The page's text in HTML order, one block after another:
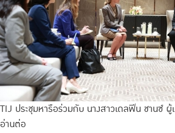
TIJ ประชุมหารือร่วมกับ นางสาวเดลฟีน ชานซ์
อ่านต่อ